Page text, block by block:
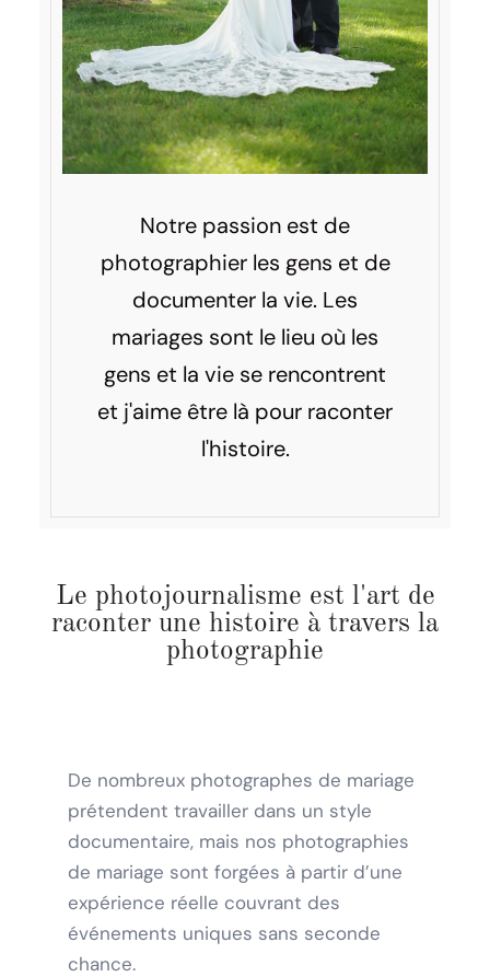
Notre passion est de
photographier les gens et de
documenter la vie. Les
mariages sont le lieu où les
gens et la vie se rencontrent
et j'aime être là pour raconter
l'histoire.
Le photojournalisme est l'art de
raconter une histoire à travers la
photographie
De nombreux photographes de mariage
prétendent travailler dans un style
documentaire, mais nos photographies
de mariage sont forgées à partir d’une
expérience réelle couvrant des
événements uniques sans seconde
chance.